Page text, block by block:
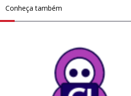
Conheça também